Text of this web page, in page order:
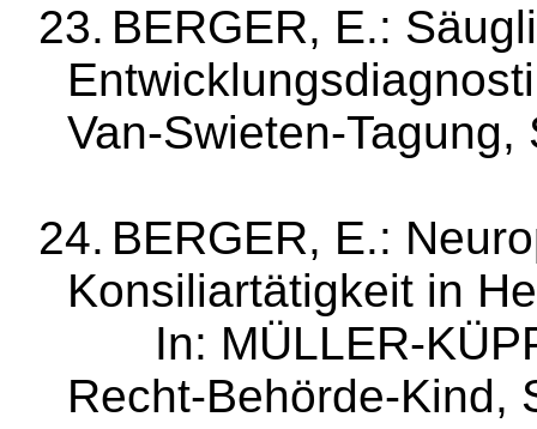
23. BERGER, E.:
Van‑Swieten‑­Tagung,
24. BERGER, E.:
Konsiliartätigkeit in
In:
Recht‑Beh­örde‑Kind,